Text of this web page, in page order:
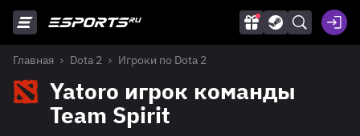
Главная Dota 2 Игроки по Dota 2
Yatoro игрок команды
Team Spirit